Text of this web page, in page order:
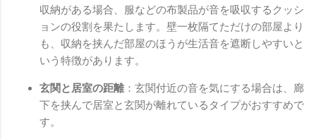
収納がある場合、服などの布製品が音を吸収するクッシ
ョンの役割を果たします。壁一枚隔てただけの部屋より
も、収納を挟んだ部屋のほうが生活音を遮断しやすいと
いう特徴があります。
玄関と居室の距離：玄関付近の音を気にする場合は、廊
下を挟んで居室と玄関が離れているタイプがおすすめで
す。